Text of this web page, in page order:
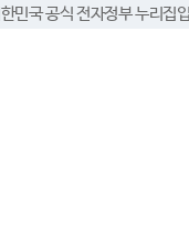
민국 공식 전자정부 누리집